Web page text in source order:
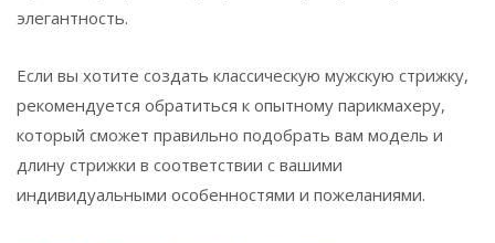
элегантность.
Если вы хотите создать классическую мужскую стрижку,
рекомендуется обратиться к опытному парикмахеру,
который сможет правильно подобрать вам модель и
длину стрижки в соответствии с вашими
индивидуальными особенностями и пожеланиями.